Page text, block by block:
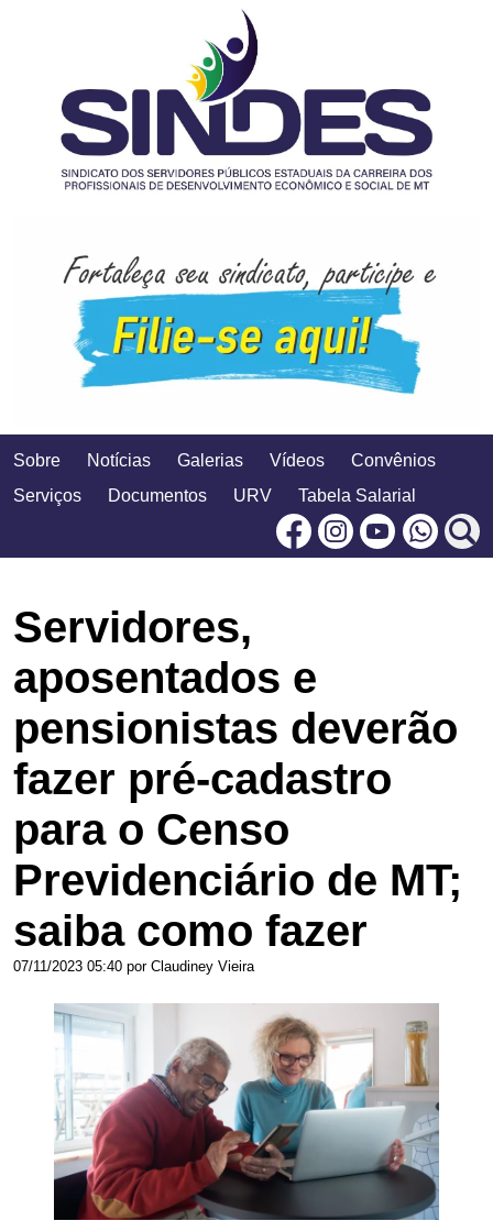
Sobre Notícias Galerias Vídeos
Convênios
Serviços
Documentos URV
Tabela Salarial
FacebookInstagram
Servidores,
aposentados e
pensionistas deverão
fazer pré-cadastro
para o Censo
Previdenciário de MT;
saiba como fazer
07/11/2023 05:40 por Claudiney Vieira